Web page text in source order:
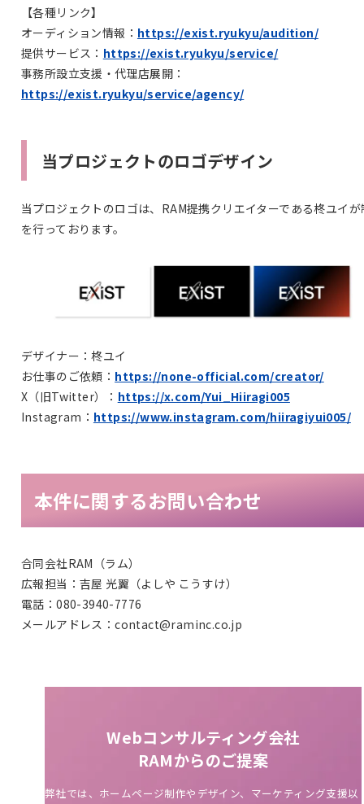
【各種リンク】
オーディション情報： https://exist.ryukyu/audition/
提供サービス： https://exist.ryukyu/service/
事務所設立支援・代理店展開：
https://exist.ryukyu/service/agency/
当プロジェクトのロゴデザイン
当プロジェクトのロゴは、RAM提携クリエイターである柊ユイが
を行っております。
デザイナー：柊ユイ
お仕事のご依頼： https://none-official.com/creator/
X（旧Twitter）： https://x.com/Yui_Hiiragi005
Instagram： https://www.instagram.com/hiiragiyui005/
本件に関するお問い合わせ
合同会社RAM（ラム）
広報担当：吉屋 光翼（よしや こうすけ）
電話：080-3940-7776
メールアドレス：contact@raminc.co.jp
Webコンサルティング会社
RAMからのご提案
弊社では、ホームページ制作やデザイン、マーケティング支援以